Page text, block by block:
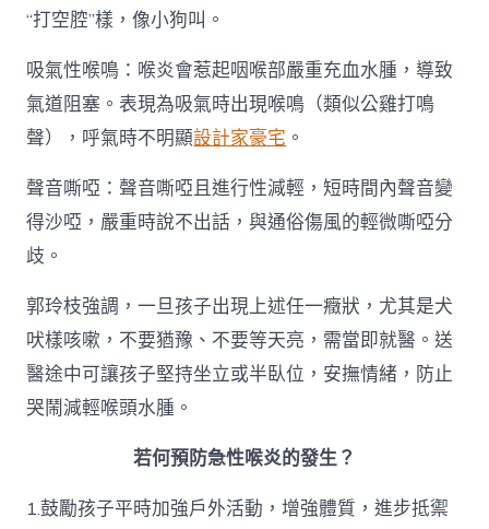
“打空腔”樣，像小狗叫。
吸氣性喉鳴：喉炎會惹起咽喉部嚴重充血水腫，導致
氣道阻塞。表現為吸氣時出現喉鳴（類似公雞打鳴
聲），呼氣時不明顯設計家豪宅 。
聲音嘶啞：聲音嘶啞且進行性減輕，短時間內聲音變
得沙啞，嚴重時說不出話，與通俗傷風的輕微嘶啞分
歧。
郭玲枝強調，一旦孩子出現上述任一癥狀，尤其是犬
吠樣咳嗽，不要猶豫、不要等天亮，需當即就醫。送
醫途中可讓孩子堅持坐立或半臥位，安撫情緒，防止
哭鬧減輕喉頭水腫。
若何預防急性喉炎的發生？
1.鼓勵孩子平時加強戶外活動，增強體質，進步抵禦